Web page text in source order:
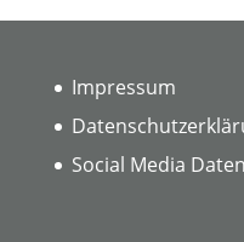
Impressum
Social Media